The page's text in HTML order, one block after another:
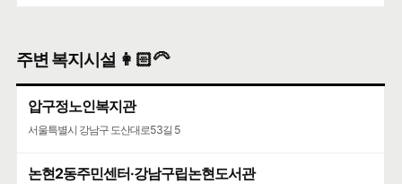
주변 복지시설 👩🏻‍🦳
압구정노인복지관
서울특별시 강남구 도산대로53길 5
논현2동주민센터·강남구립논현도서관